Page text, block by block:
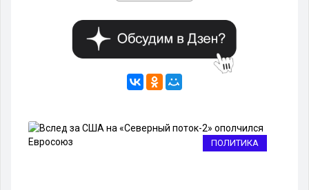
ПОЛИТИКА